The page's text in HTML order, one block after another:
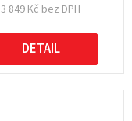
3 849 Kč bez DPH
DETAIL